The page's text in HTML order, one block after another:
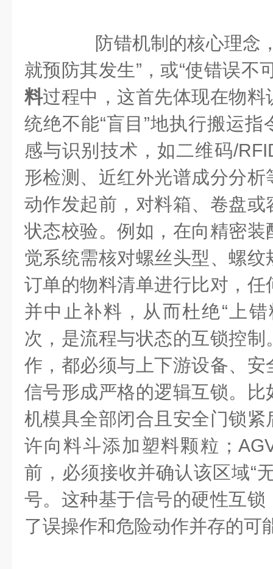
防错机制的核心理念，
就预防其发生”，或“使错误不
料过程中，这首先体现在物
统绝不能“盲目”地执行搬运
感与识别技术，如二维码/
形检测、近红外光谱成分分
动作发起前，对料箱、卷盘
状态校验。例如，在向精密
觉系统需核对螺丝头型、螺
订单的物料清单进行比对，
并中止补料，从而杜绝“上
次，是流程与状态的互锁控
作，都必须与上下游设备、
信号形成严格的逻辑互锁。
机模具全部闭合且安全门锁
许向料斗添加塑料颗粒；
前，必须接收并确认该区域“
号。这种基于信号的硬性互
了误操作和危险动作并存的可